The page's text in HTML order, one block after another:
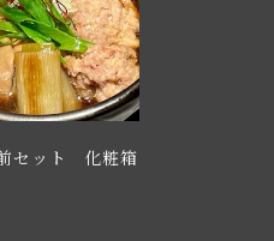
セット 化粧箱